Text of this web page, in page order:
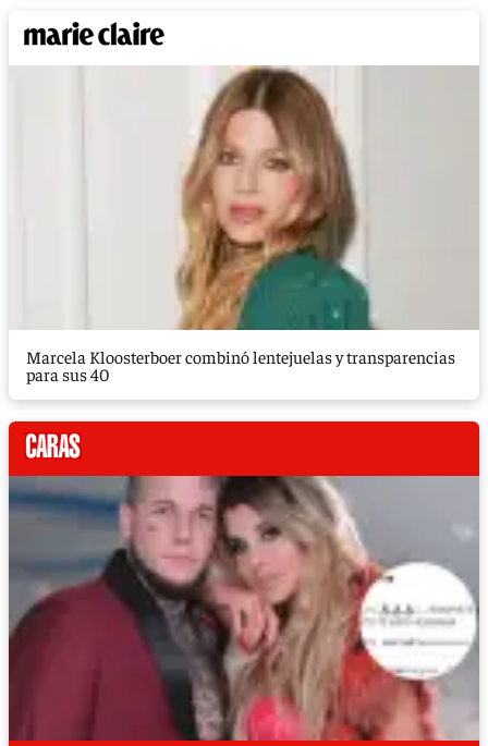
Marcela Kloosterboer combinó lentejuelas y transparencias
para sus 40